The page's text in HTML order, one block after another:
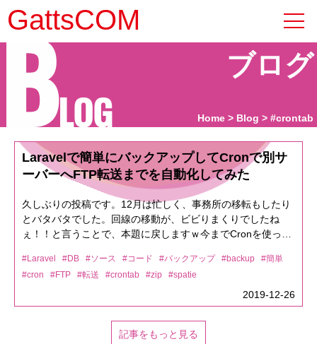
GattsCOM
ブログ
BLOG Home Blog #crontab
Laravelで簡単にバックアップしてCronで別サ
ーバーへFTP転送までを自動化してみた
久しぶりの投稿です。12月は忙しく、事務所の移転もしたり
とバタバタでした。回線の移動が、ビビりまくりでしたね
ぇ！！と言うことで、本題に戻しますｗ今までCronを使って
Laravelには凄く便利なバックアップ方法がありましたので、
そちらを共有したいと思います！！//SSHで下記実行(Laravel
のルートへ移動して実行してくださいね)composer require
"spatie/laravel-backup:5.*"spatie/laravel-backup:5.* ← 5.*は
Larave V5系ならこれ。Laravel 6系ならspatie/laravel-
backup:5.* → spatie/laravel-backupとしてください。実行し
#Laravel #DB #ソース #コード #バックアップ #backup
#簡単
#cron
#FTP #転送 #crontab #zip #spatie
2019-12-26
記事をもっと見る